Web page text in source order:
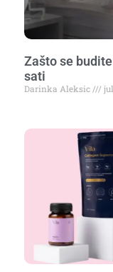
Zašto se
sati
Darinka Aleksic